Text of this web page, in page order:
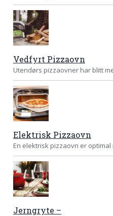
Vedfyrt Pizzaovn
Utendørs pizzaovner har blitt
Elektrisk Pizzaovn
En elektrisk pizzaovn er
Jerngryte –